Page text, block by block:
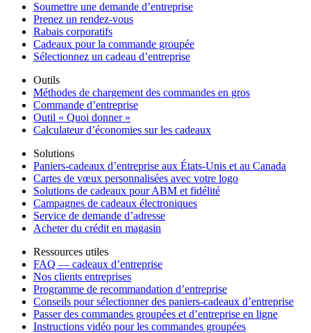
Soumettre une demande d’entreprise
Prenez un rendez-vous
Rabais corporatifs
Cadeaux pour la commande groupée
Sélectionnez un cadeau d’entreprise
Outils
Méthodes de chargement des commandes en gros
Commande d’entreprise
Outil « Quoi donner »
Calculateur d’économies sur les cadeaux
Solutions
Paniers-cadeaux d’entreprise aux États-Unis et au Canada
Cartes de vœux personnalisées avec votre logo
Solutions de cadeaux pour ABM et fidélité
Campagnes de cadeaux électroniques
Service de demande d’adresse
Acheter du crédit en magasin
Ressources utiles
FAQ — cadeaux d’entreprise
Nos clients entreprises
Programme de recommandation d’entreprise
Conseils pour sélectionner des paniers-cadeaux d’entreprise
Passer des commandes groupées et d’entreprise en ligne
Instructions vidéo pour les commandes groupées